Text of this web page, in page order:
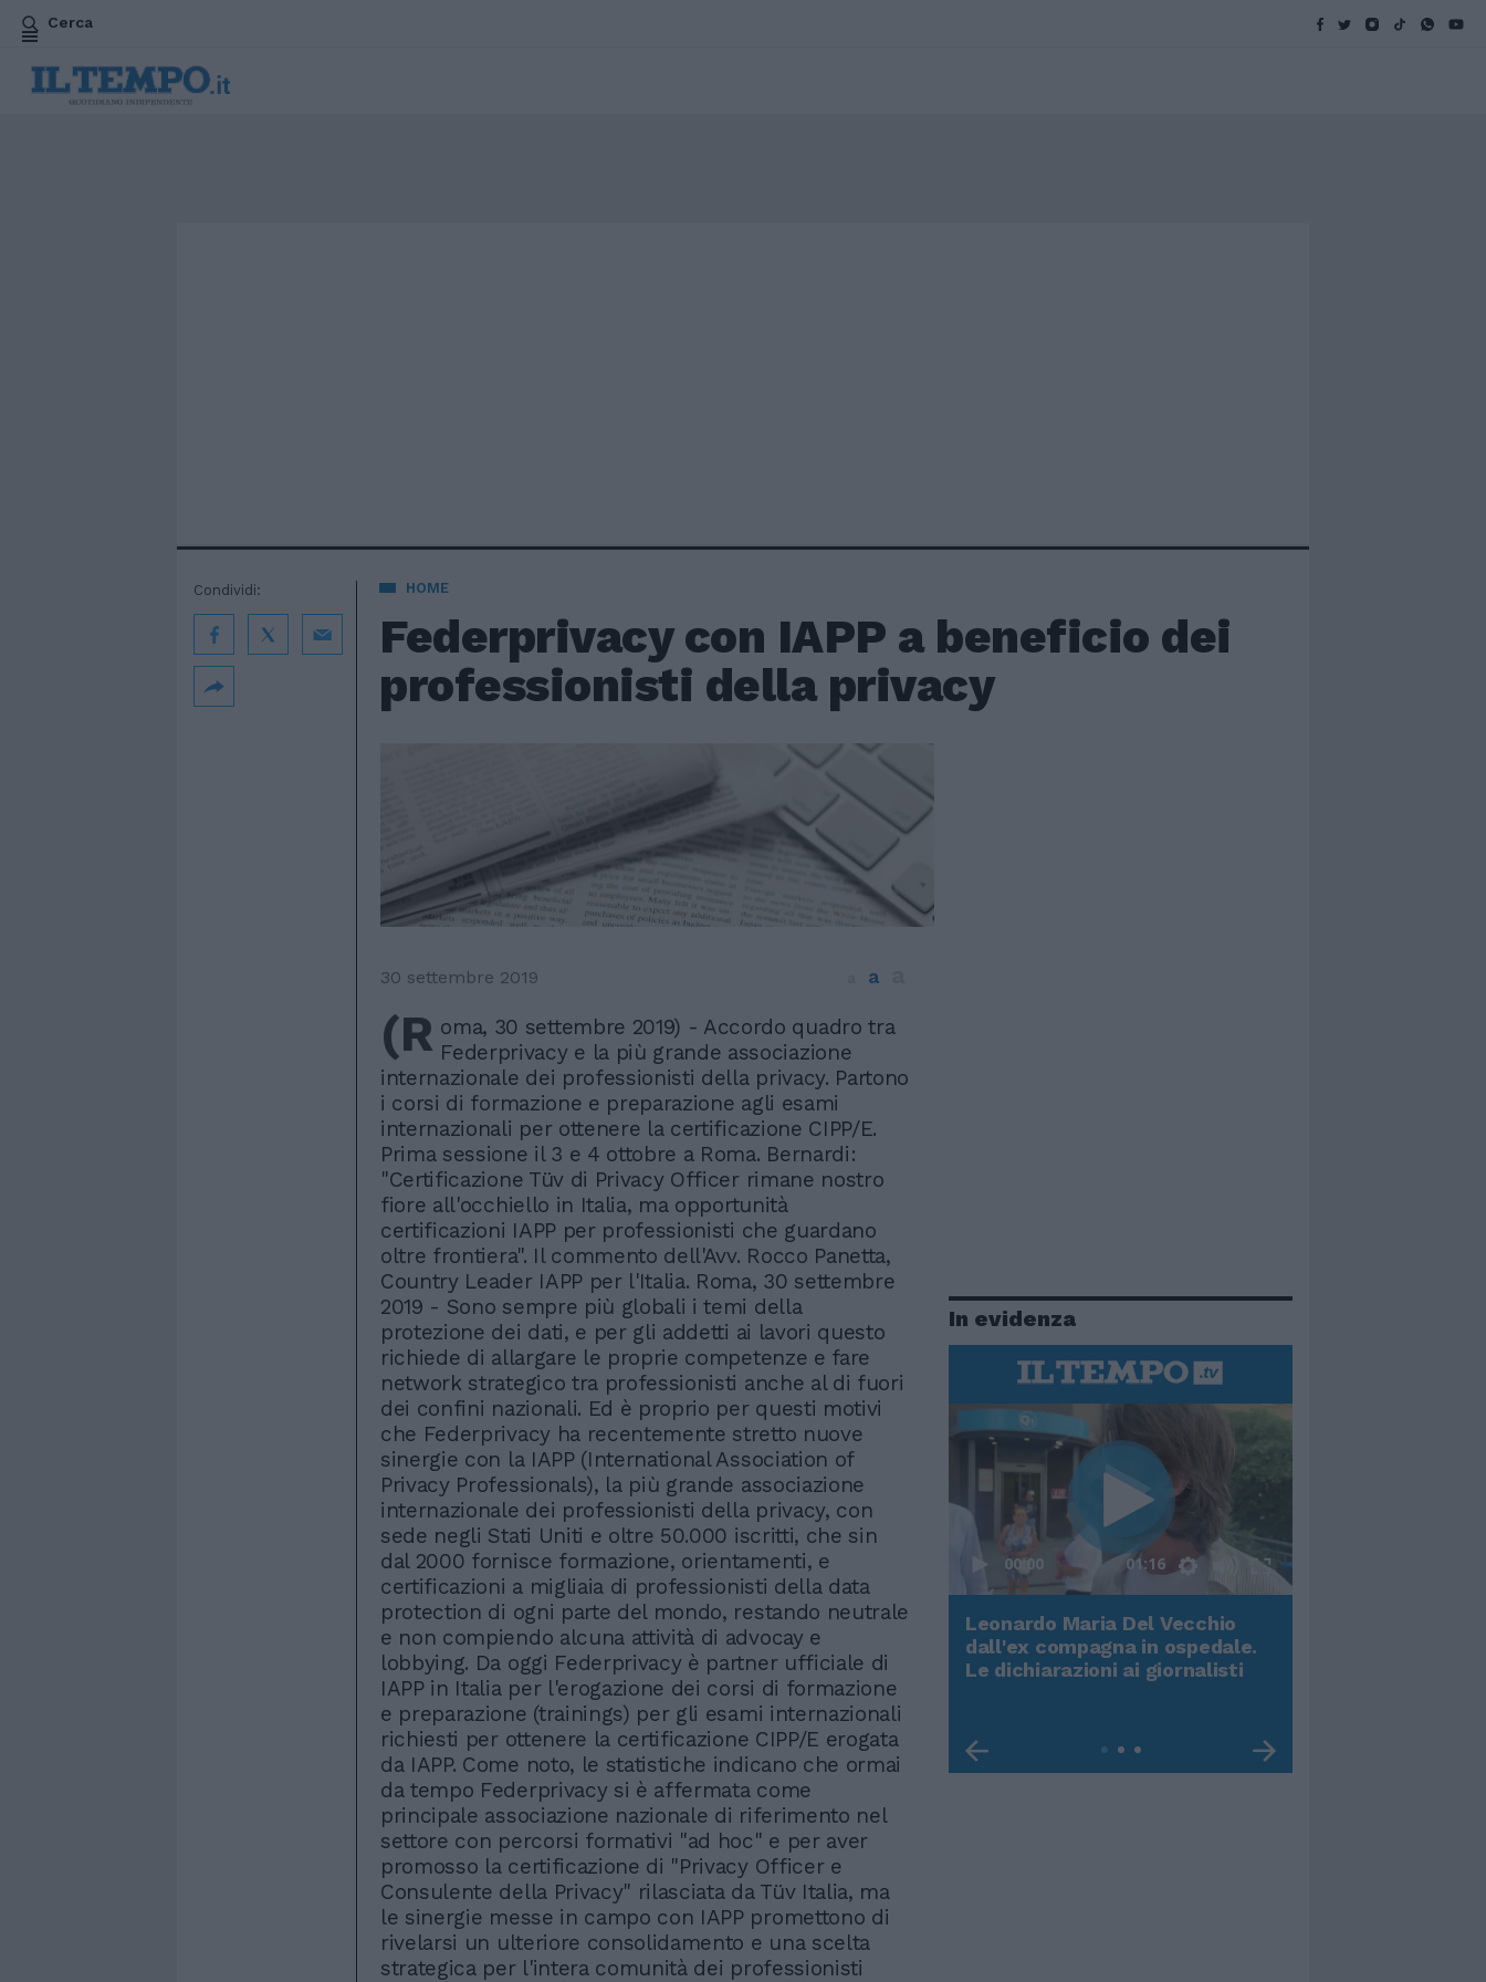
Cerca
HOME
Federprivacy con IAPP a beneficio dei
professionisti della privacy
Condividi:
30 settembre 2019 a
(R oma, 30 settembre 2019) - Accordo quadro tra
Federprivacy e la più grande associazione
internazionale dei professionisti della privacy. Partono
i corsi di formazione e preparazione agli esami
internazionali per ottenere la certificazione CIPP/E.
Prima sessione il 3 e 4 ottobre a Roma. Bernardi:
"Certificazione Tüv di Privacy Officer rimane nostro
fiore all'occhiello in Italia, ma opportunità
certificazioni IAPP per professionisti che guardano
oltre frontiera". Il commento dell'Avv. Rocco Panetta,
Country Leader IAPP per l'Italia. Roma, 30 settembre
2019 - Sono sempre più globali i temi della
protezione dei dati, e per gli addetti ai lavori questo
richiede di allargare le proprie competenze e fare
network strategico tra professionisti anche al di fuori
dei confini nazionali. Ed è proprio per questi motivi
che Federprivacy ha recentemente stretto nuove
sinergie con la IAPP (International Association of
Privacy Professionals), la più grande associazione
internazionale dei professionisti della privacy, con
sede negli Stati Uniti e oltre 50.000 iscritti, che sin
dal 2000 fornisce formazione, orientamenti, e
certificazioni a migliaia di professionisti della data
protection di ogni parte del mondo, restando neutrale
e non compiendo alcuna attività di advocay e
lobbying. Da oggi Federprivacy è partner ufficiale di
IAPP in Italia per l'erogazione dei corsi di formazione
e preparazione (trainings) per gli esami internazionali
richiesti per ottenere la certificazione CIPP/E erogata
da IAPP. Come noto, le statistiche indicano che ormai
da tempo Federprivacy si è affermata come
principale associazione nazionale di riferimento nel
settore con percorsi formativi "ad hoc" e per aver
promosso la certificazione di "Privacy Officer e
Consulente della Privacy" rilasciata da Tüv Italia, ma
le sinergie messe in campo con IAPP promettono di
rivelarsi un ulteriore consolidamento e una scelta
strategica per l'intera comunità dei professionisti
In evidenza
Rudy Giuliani a Come States?
Trump, Meloni e la strategia
americana
00:00 01:16
Leonardo Maria Del Vecchio
dall'ex compagna in ospedale.
Le dichiarazioni ai giornalisti